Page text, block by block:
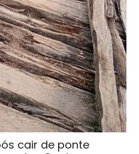
cair de ponte